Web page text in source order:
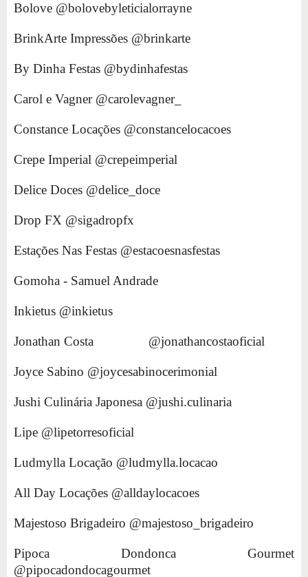
Bolove @bolovebyleticialorrayne
BrinkArte Impressões @brinkarte
By Dinha Festas @bydinhafestas
Carol e Vagner @carolevagner_
Constance Locações @constancelocacoes
Crepe Imperial @crepeimperial
Delice Doces @delice_doce
Drop FX @sigadropfx
Estações Nas Festas @estacoesnasfestas
Gomoha - Samuel Andrade
Inkietus @inkietus
Jonathan Costa @jonathancostaoficial
Joyce Sabino @joycesabinocerimonial
Jushi Culinária Japonesa @jushi.culinaria
Lipe @lipetorresoficial
Ludmylla Locação @ludmylla.locacao
All Day Locações @alldaylocacoes
Majestoso Brigadeiro @majestoso_brigadeiro
Pipoca Dondonca Gourmet
@pipocadondocagourmet